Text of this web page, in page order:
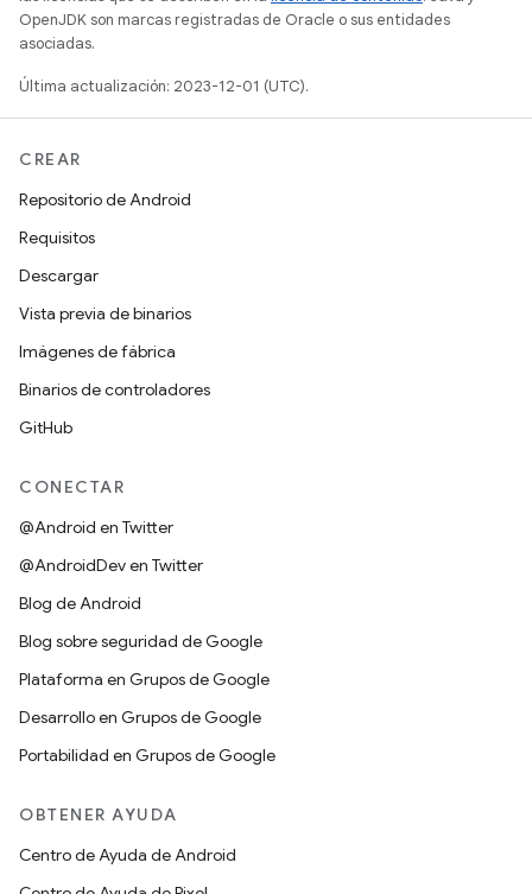
OpenJDK son marcas registradas de Oracle o sus entidades
asociadas.
Última actualización: 2023-12-01 (UTC).
CREAR
Repositorio de Android
Requisitos
Descargar
Vista previa de binarios
Imágenes de fábrica
Binarios de controladores
GitHub
CONECTAR
@Android en Twitter
@AndroidDev en Twitter
Blog de Android
Blog sobre seguridad de Google
Plataforma en Grupos de Google
Desarrollo en Grupos de Google
Portabilidad en Grupos de Google
OBTENER AYUDA
Centro de Ayuda de Android